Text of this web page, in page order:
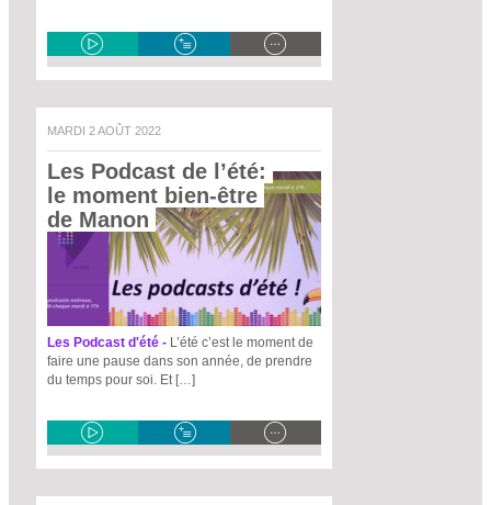
MARDI 2 AOÛT 2022
Les Podcast de l’été:
le moment bien-être
de Manon
Les Podcast d'été - L’été c’est le moment de
faire une pause dans son année, de prendre
du temps pour soi. Et […]